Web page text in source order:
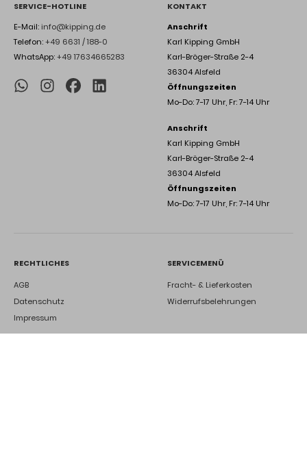
SERVICE-HOTLINE
E-Mail:info@kipping.de
Telefon:+49 6631 / 188-0
WhatsApp:+49 17634665283
KONTAKT
Anschrift
Karl Kipping GmbH
Karl-Bröger-Straße 2-4
36304 Alsfeld
Öffnungszeiten
Mo-Do: 7-17 Uhr, Fr: 7-14 Uhr
Anschrift
Karl Kipping GmbH
Karl-Bröger-Straße 2-4
36304 Alsfeld
Öffnungszeiten
Mo-Do: 7-17 Uhr, Fr: 7-14 Uhr
RECHTLICHES
AGB
Datenschutz
Impressum
SERVICEMENÜ
Fracht- & Lieferkosten
Widerrufsbelehrungen